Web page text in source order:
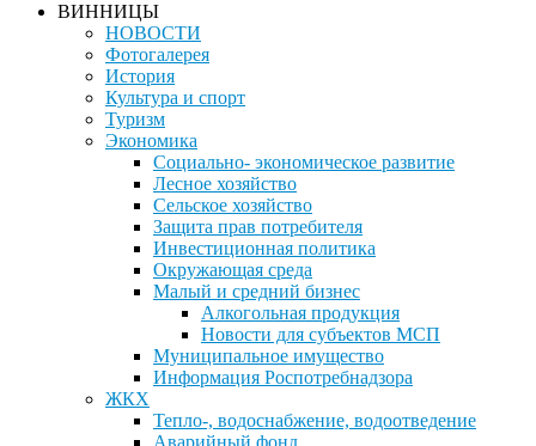
ВИННИЦЫ
НОВОСТИ
Фотогалерея
История
Культура и спорт
Туризм
Экономика
Социально- экономическое развитие
Лесное хозяйство
Сельское хозяйство
Защита прав потребителя
Инвестиционная политика
Окружающая среда
Малый и средний бизнес
Алкогольная продукция
Новости для субъектов МСП
Муниципальное имущество
Информация Роспотребнадзора
ЖКХ
Тепло-, водоснабжение, водоотведение
Аварийный фонд